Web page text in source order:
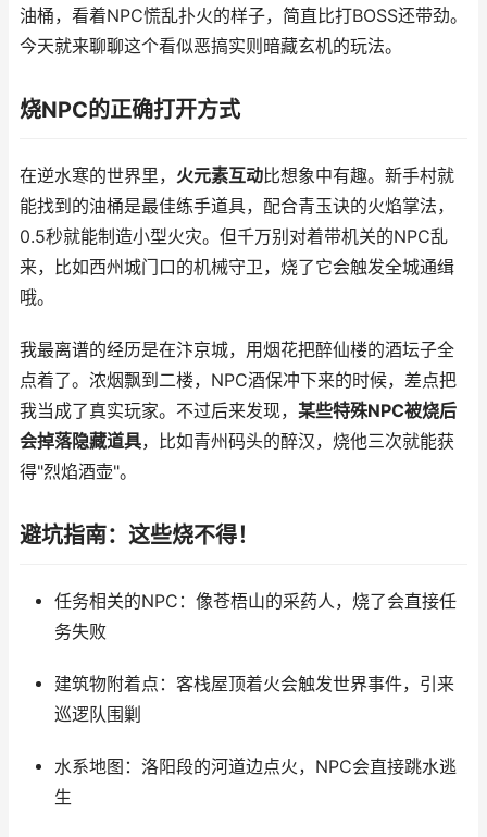
油桶，看着NPC慌乱扑火的样子，简直比打BOSS还带劲。
今天就来聊聊这个看似恶搞实则暗藏玄机的玩法。
烧NPC的正确打开方式
在逆水寒的世界里， 火元素互动比想象中有趣。新手村就
能找到的油桶是最佳练手道具，配合青玉诀的火焰掌法，
0.5秒就能制造小型火灾。但千万别对着带机关的NPC乱
来，比如西州城门口的机械守卫，烧了它会触发全城通缉
哦。
我最离谱的经历是在汴京城，用烟花把醉仙楼的酒坛子全
点着了。浓烟飘到二楼，NPC酒保冲下来的时候，差点把
我当成了真实玩家。不过后来发现， 某些特殊NPC被烧后
会掉落隐藏道具，比如青州码头的醉汉，烧他三次就能获
得"烈焰酒壶"。
避坑指南：这些烧不得！
任务相关的NPC：像苍梧山的采药人，烧了会直接任
务失败
建筑物附着点：客栈屋顶着火会触发世界事件，引来
巡逻队围剿
水系地图：洛阳段的河道边点火，NPC会直接跳水逃
生